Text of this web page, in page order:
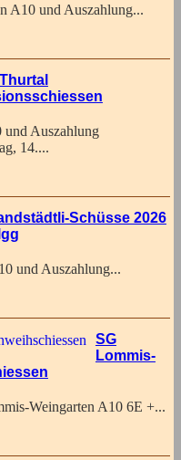
A10 und Auszahlung...
und Auszahlung
14....
Schüsse 2026
und Auszahlung...
SG
Lommis-
Weingarten A10 6E +...